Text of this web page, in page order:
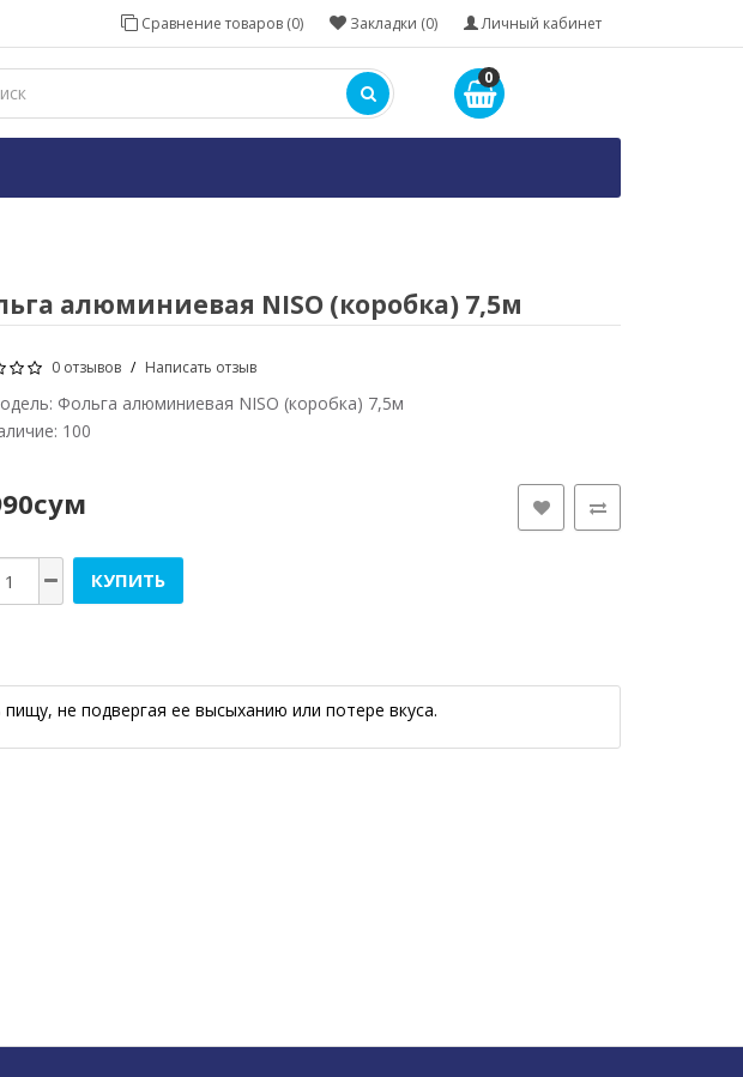
Личный кабинет
Закладки (0)
Сравнение товаров (0)
0
алюминиевая NISO (коробка) 7,5м
0 отзывов / Написать отзыв
Фольга алюминиевая NISO (коробка) 7,5м
100
КУПИТЬ
не подвергая ее высыханию или потере вкуса.